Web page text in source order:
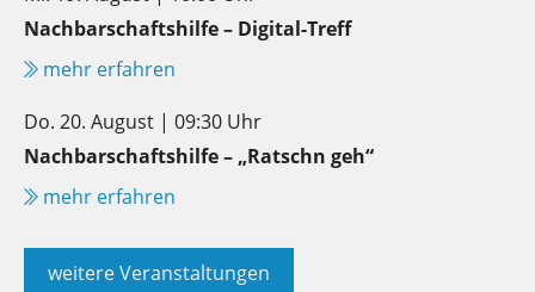
Nachbarschaftshilfe – Digital-Treff
mehr erfahren
Do. 20. August | 09:30 Uhr
Nachbarschaftshilfe – „Ratschn geh“
mehr erfahren
weitere Veranstaltungen